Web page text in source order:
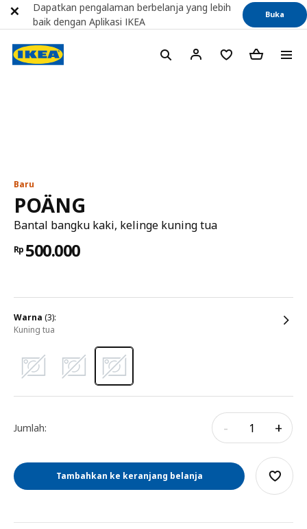
Baru
POÄNG
Bantal bangku kaki, kelinge kuning tua
Rp 500.000
warna (3):
kuning tua
Jumlah: - +
Tambahkan ke keranjang belanja
Dapatkan pengalaman berbelanja yang lebih
baik dengan Aplikasi IKEA
Buka